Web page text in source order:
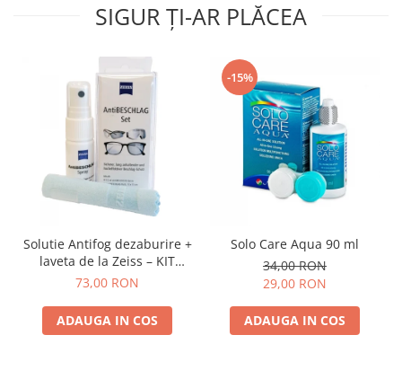
SIGUR ȚI-AR PLĂCEA
Solutie Antifog dezaburire +
laveta de la Zeiss – KIT
COMPLET
73,00 RON
ADAUGA IN COS
-15%
Solo Care Aqua 90 ml
34,00 RON
29,00 RON
ADAUGA IN COS